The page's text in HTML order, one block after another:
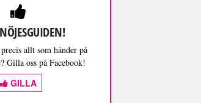
allt som händer på
Gilla oss på Facebook!
GILLA